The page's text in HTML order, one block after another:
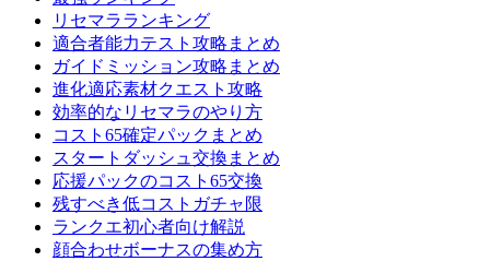
リセマラランキング
適合者能力テスト攻略まとめ
ガイドミッション攻略まとめ
進化適応素材クエスト攻略
効率的なリセマラのやり方
コスト65確定パックまとめ
スタートダッシュ交換まとめ
応援パックのコスト65交換
残すべき低コストガチャ限
ランクエ初心者向け解説
顔合わせボーナスの集め方